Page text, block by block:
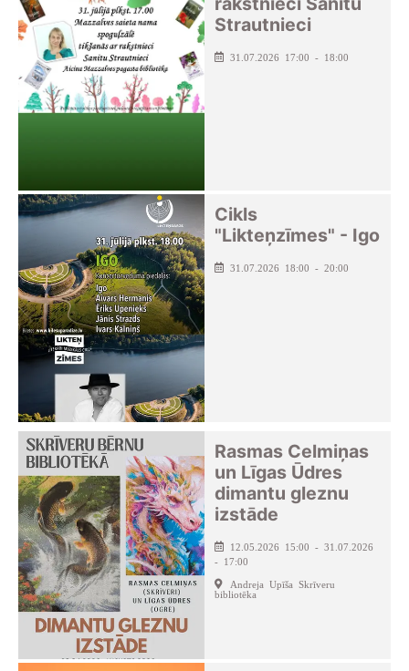
Strautnieci
31.07.2026 17:00 - 18:00
Cikls
"Likteņzīmes" - Igo
31.07.2026 18:00 - 20:00
Rasmas Celmiņas
un Līgas Ūdres
dimantu gleznu
izstāde
12.05.2026 15:00 - 31.07.2026
- 17:00
Andreja Upīša Skrīveru
bibliotēka